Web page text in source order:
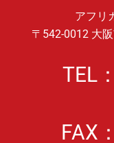
アフリ
〒542-0012 大
TEL
FAX